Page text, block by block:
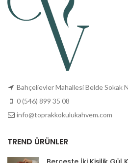
Bahçelievler Mahallesi Belde Sokak
0 (546) 899 35 08
info@toprakkokulukahvem.com
TREND ÜRÜNLER